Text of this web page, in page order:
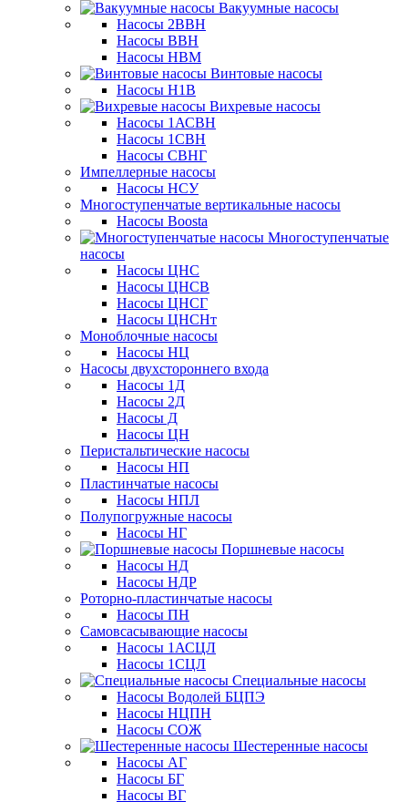
Вакуумные насосы
Насосы 2ВВН
Насосы ВВН
Насосы НВМ
Винтовые насосы
Насосы Н1В
Вихревые насосы
Насосы 1АСВН
Насосы 1СВН
Насосы СВНГ
Импеллерные насосы
Насосы НСУ
Многоступенчатые вертикальные насосы
Насосы Boosta
Многоступенчатые
насосы
Насосы ЦНС
Насосы ЦНСВ
Насосы ЦНСГ
Насосы ЦНСНт
Моноблочные насосы
Насосы НЦ
Насосы двухстороннего входа
Насосы 1Д
Насосы 2Д
Насосы Д
Насосы ЦН
Перистальтические насосы
Насосы НП
Пластинчатые насосы
Насосы НПЛ
Полупогружные насосы
Насосы НГ
Поршневые насосы
Насосы НД
Насосы НДР
Роторно-пластинчатые насосы
Насосы ПН
Самовсасывающие насосы
Насосы 1АСЦЛ
Насосы 1СЦЛ
Специальные насосы
Насосы Водолей БЦПЭ
Насосы НЦПН
Насосы СОЖ
Шестеренные насосы
Насосы АГ
Насосы БГ
Насосы ВГ